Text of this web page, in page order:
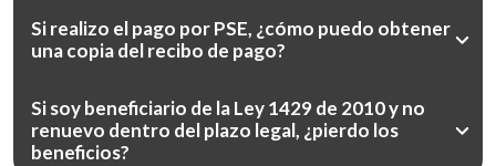
Si realizo el pago por PSE, ¿cómo puedo obtener
una copia del recibo de pago?
Si soy beneficiario de la Ley 1429 de 2010 y no
renuevo dentro del plazo legal, ¿pierdo los
beneficios?